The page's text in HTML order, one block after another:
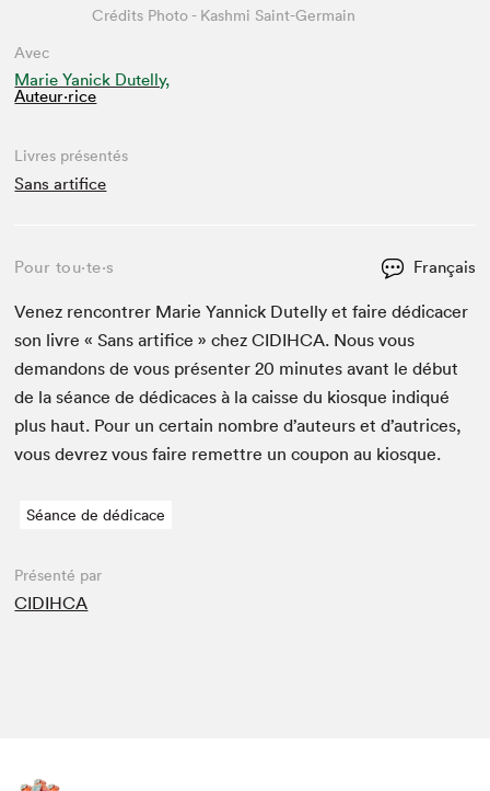
Avec
Marie Yanick Dutelly,
Auteur·rice
Crédits Photo - Kashmi Saint-Germain
Livres présentés
Sans artifice
Pour tou⋅te⋅s Français
Venez ren­con­tr­er Marie Yan­nick Dutel­ly et faire dédi­cac­er
son livre « Sans arti­fice » chezCIDI­H­CA. Nous vous
deman­dons de vous présen­ter20 min­utes avant le début
de la séance de dédi­caces à la caisse du kiosque indiqué
plus haut. Pour un cer­tain nom­bre d’auteurs et d’autrices,
vous devrez vous faire remet­tre un coupon au kiosque.
Séance de dédicace
Présenté par
CIDIHCA